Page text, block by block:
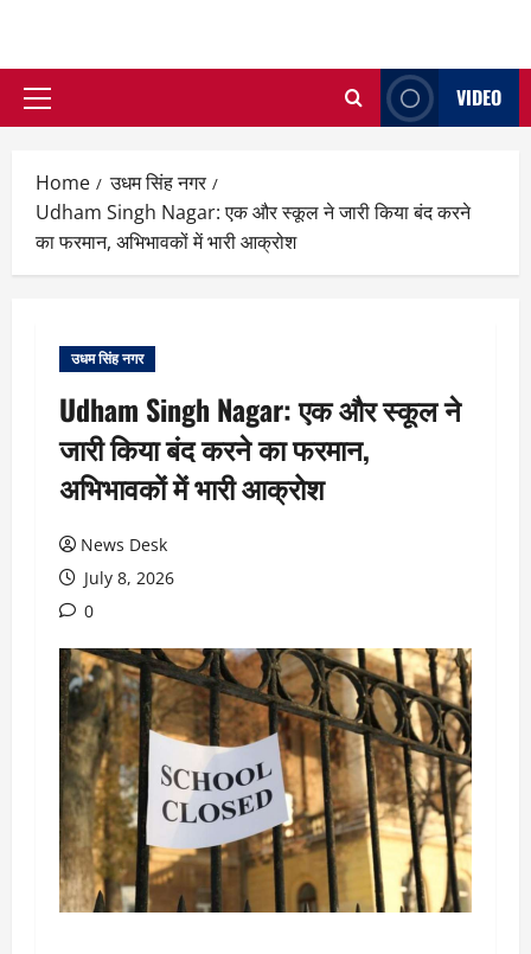
Primary
VIDEO
Home
उधम सिंह नगर
Udham Singh Nagar: एक और स्कूल ने जारी किया बंद करने
का फरमान, अभिभावकों में भारी आक्रोश
उधम सिंह नगर
Udham Singh Nagar: एक और स्कूल ने
जारी किया बंद करने का फरमान,
अभिभावकों में भारी आक्रोश
News Desk
July 8, 2026
0